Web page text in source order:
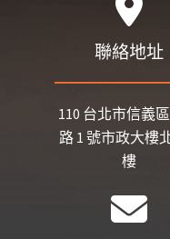
聯絡地址
110 台北市信義
路 1 號市政大樓
樓